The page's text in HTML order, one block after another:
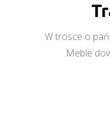
W trosce o
Meble